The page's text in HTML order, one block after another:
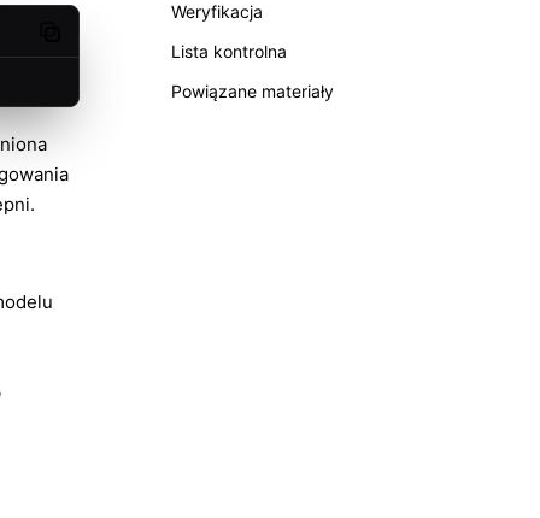
Weryfikacja
Lista kontrolna
Powiązane materiały